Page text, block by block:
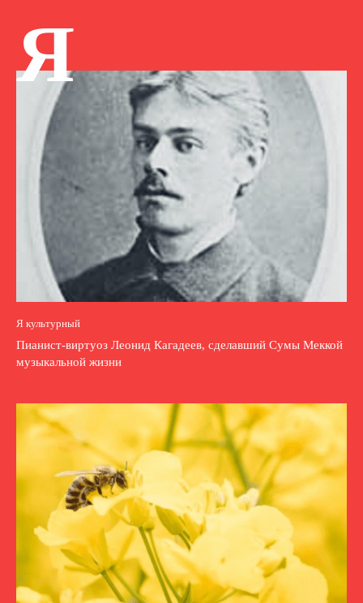
Я
Я культурный
Пианист-виртуоз Леонид Кагадеев, сделавший Сумы Меккой
музыкальной жизни